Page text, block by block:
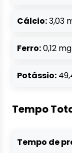
Cálcio:3,03
Ferro:0,12 mg
Potássio:
Tempo
Tempo de